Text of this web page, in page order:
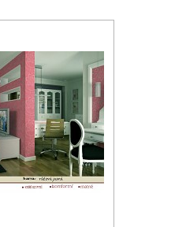
MODERNÍ GARNÝŽE
DEKORAČNÍ POVLAKY NA
POVLAKY NA POLŠTÁŘKY
POVLAK NA